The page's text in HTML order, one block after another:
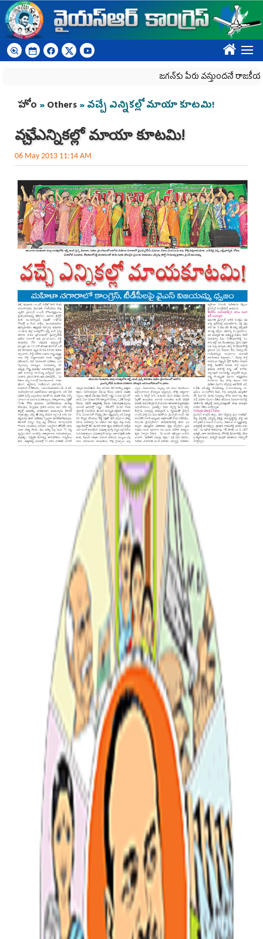
Skip to main content
????
జగన్‌కు పేరు వస్తుందనే రాజకీయ కక్షతో
You are here
హోం »Others» వచ్చే ఎన్నికల్లో మాయా కూటమి!
వచ్చే ఎన్నికల్లో మాయా కూటమి!
06 May 2013 11:14 AM